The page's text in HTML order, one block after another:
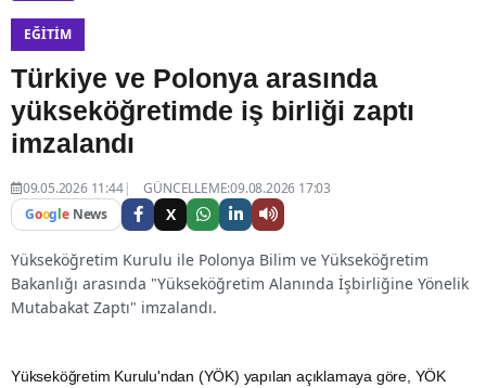
EĞITIM
Türkiye ve Polonya arasında
yükseköğretimde iş birliği zaptı
imzalandı
09.05.2026 11:44
GÜNCELLEME:09.08.2026 17:03
Google News X
Yükseköğretim Kurulu ile Polonya Bilim ve Yükseköğretim
Bakanlığı arasında "Yükseköğretim Alanında İşbirliğine Yönelik
Mutabakat Zaptı" imzalandı.